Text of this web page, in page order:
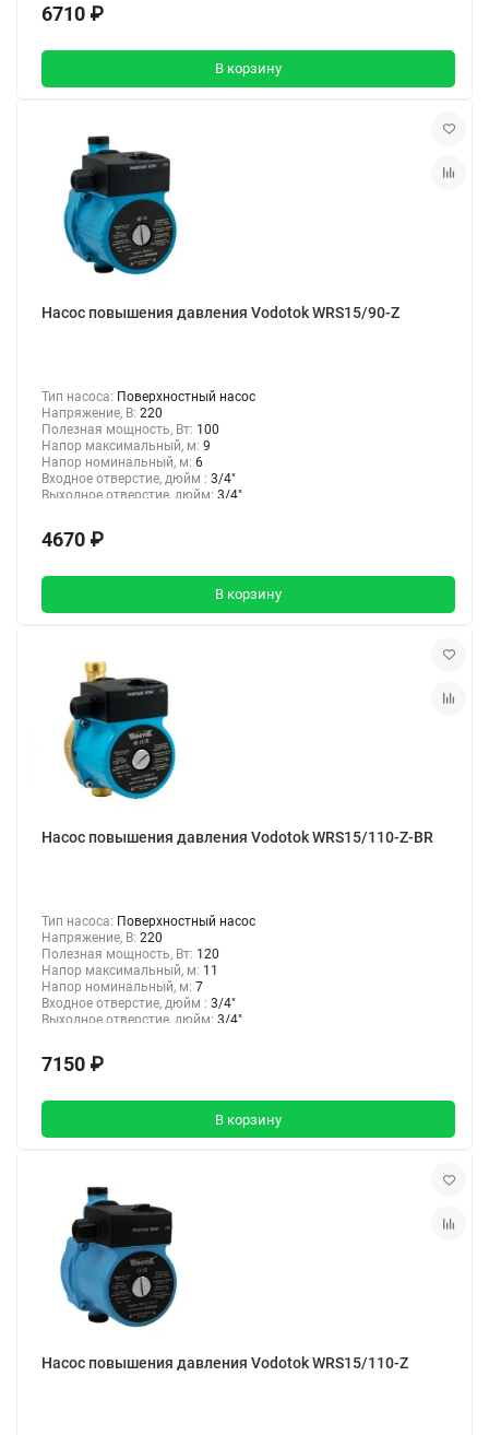
6710 ₽
В корзину
Насос повышения давления Vodotok WRS15/90-Z
Тип насоса: Поверхностный насос
Напряжение, В: 220
Полезная мощность, Вт: 100
Напор максимальный, м: 9
Напор номинальный, м: 6
Входное отверстие, дюйм : 3/4"
Выходное отверстие, дюйм: 3/4"
4670 ₽
В корзину
Насос повышения давления Vodotok WRS15/110-Z-BR
Тип насоса: Поверхностный насос
Напряжение, В: 220
Полезная мощность, Вт: 120
Напор максимальный, м: 11
Напор номинальный, м: 7
Входное отверстие, дюйм : 3/4"
Выходное отверстие, дюйм: 3/4"
7150 ₽
В корзину
Насос повышения давления Vodotok WRS15/110-Z